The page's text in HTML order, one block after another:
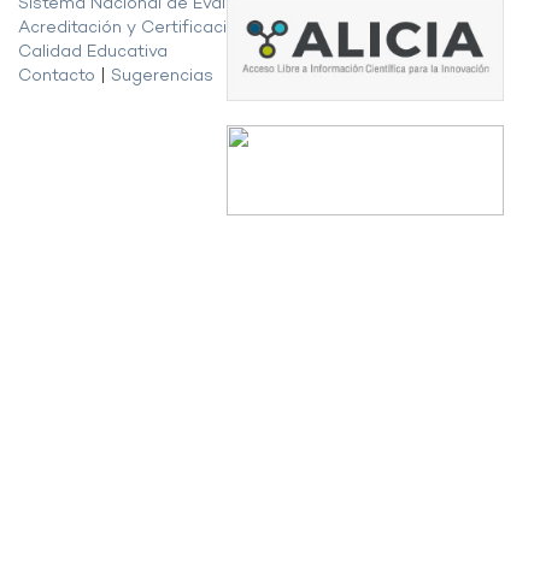
Acreditación y Certificación de la
Calidad Educativa
Contacto
Sugerencias